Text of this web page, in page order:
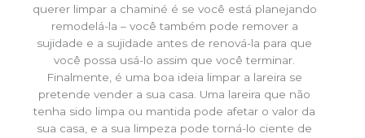
querer limpar a chaminé é se você está planejando
remodelá-la – você também pode remover a
sujidade e a sujidade antes de renová-la para que
você possa usá-lo assim que você terminar.
Finalmente, é uma boa ideia limpar a lareira se
pretende vender a sua casa. Uma lareira que não
tenha sido limpa ou mantida pode afetar o valor da
sua casa, e a sua limpeza pode torná-lo ciente de